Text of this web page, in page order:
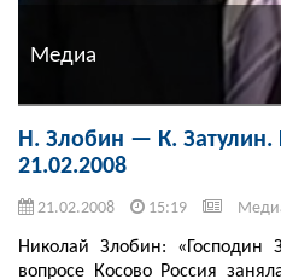
Медиа
Н. Злобин — К. Затулин.
21.02.2008
21.02.2008 15:19
Николай Злобин: «Господин
вопросе Косово Россия